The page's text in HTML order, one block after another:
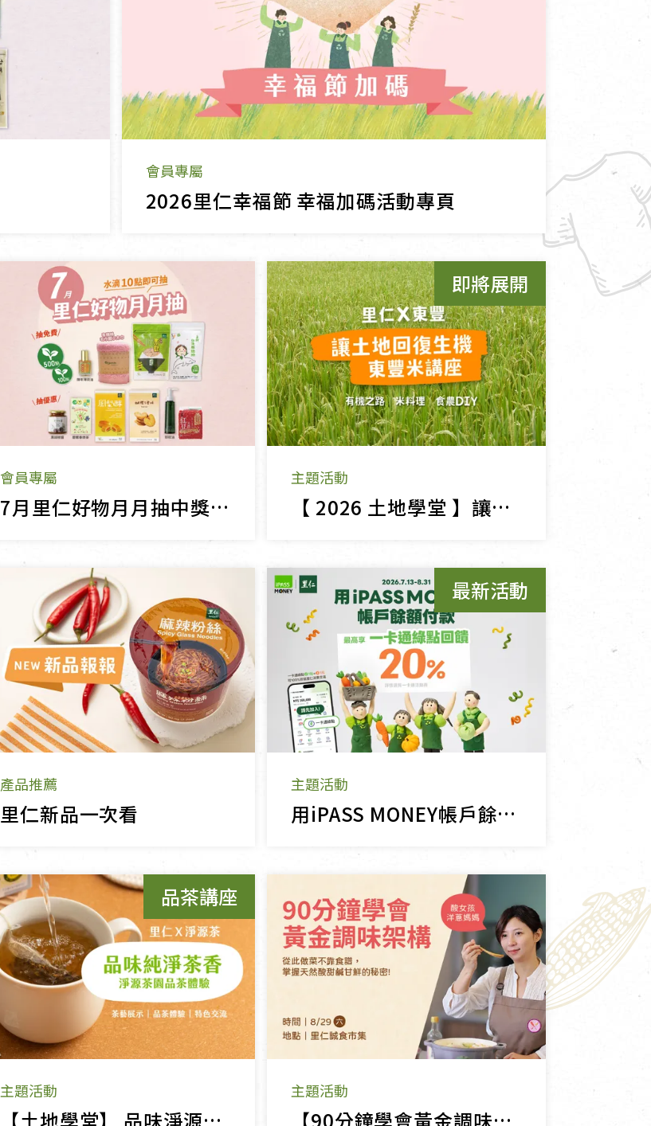
會員專屬
2026里仁幸福節 幸福加碼活動專頁
會員專屬
7月里仁好物月月抽中獎名單公告
即將展開
主題活動
【 2026 土地學堂 】讓土地回復生態的東豐米
產品推薦
里仁新品一次看
最新活動
主題活動
用iPASS MONEY帳戶餘額付款最高享20%回饋！
品茶講座
主題活動
【土地學堂】 品味淨源茶純淨茶香！
主題活動
【90分鐘學會黃金調味架構】從此做菜不靠食譜，掌握天然酸甜鹹甘鮮的秘密